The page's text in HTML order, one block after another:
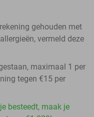
gehouden met
vermeld deze
maximaal 1 per
tegen €15 per
besteedt, maak je